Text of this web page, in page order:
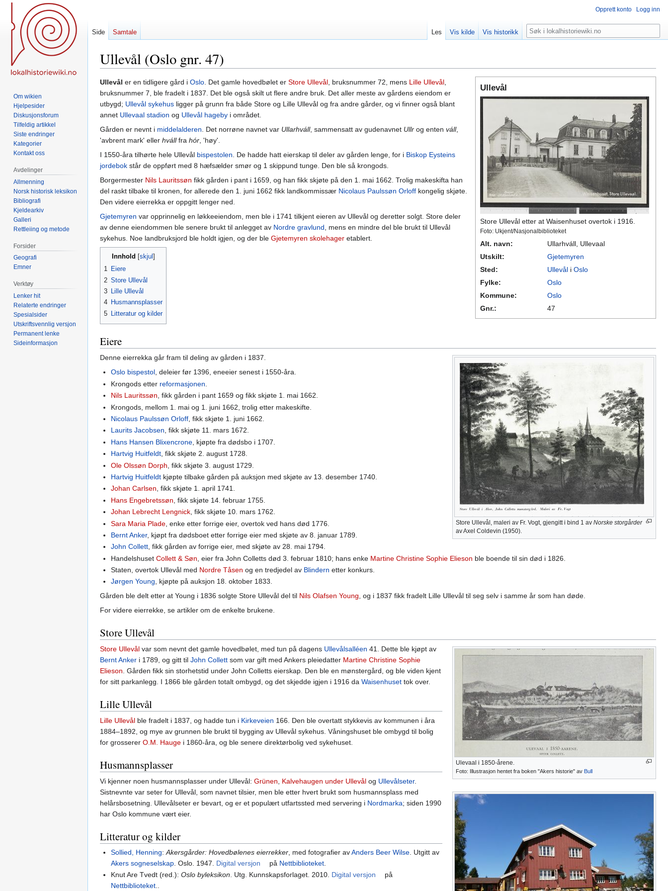
Ullevål (Oslo gnr. 47)
Hopp
til
navigering
Hopp
til
søk
Ullevål
Store Ullevål etter at Waisenhuset overtok i 1916.
Foto: Ukjent/Nasjonalbiblioteket
Alt. navn:
Ullarhváll, Ullevaal
Utskilt:
Gjetemyren
Sted:
Ullevål i Oslo
Fylke:
Oslo
Kommune:
Oslo
Gnr.:
47
Ullevål er en tidligere gård i Oslo. Det gamle hovedbølet er Store Ullevål, bruksnummer 72, mens Lille Ullevål,
bruksnummer 7, ble fradelt i 1837. Det ble også skilt ut flere andre bruk. Det aller meste av gårdens eiendom er
utbygd; Ullevål sykehus ligger på grunn fra både Store og Lille Ullevål og fra andre gårder, og vi finner også blant
annet Ullevaal stadion og Ullevål hageby i området.
Gården er nevnt i middelalderen. Det norrøne navnet var Ullarhváll, sammensatt av gudenavnet Ullr og enten váll,
'avbrent mark' eller hvállfra hór, 'høy'.
I 1550-åra tilhørte hele Ullevål bispestolen. De hadde hatt eierskap til deler av gården lenge, for i Biskop Eysteins
jordebok står de oppført med 8 hæfsælder smør og 1 skippund tunge. Den ble så krongods.
Borgermester Nils Lauritssøn fikk gården i pant i 1659, og han fikk skjøte på den 1. mai 1662. Trolig makeskifta han
del raskt tilbake til kronen, for allerede den 1. juni 1662 fikk landkommissær Nicolaus Paulssøn Orloff kongelig skjøte.
Den videre eierrekka er oppgitt lenger ned.
Gjetemyren var opprinnelig en løkkeeiendom, men ble i 1741 tilkjent eieren av Ullevål og deretter solgt. Store deler
av denne eiendommen ble senere brukt til anlegget av Nordre gravlund, mens en mindre del ble brukt til Ullevål
sykehus. Noe landbruksjord ble holdt igjen, og der ble Gjetemyren skolehager etablert.
Innhold
1 Eiere
2 Store Ullevål
3 Lille Ullevål
4 Husmannsplasser
5
Litteratur og kilder
Eiere
Store Ullevål, maleri av Fr. Vogt, gjengitt i bind 1 av Norske storgårder
av Axel Coldevin (1950).
Denne eierrekka går fram til deling av gården i 1837.
Oslo bispestol, deleier før 1396, eneeier senest i 1550-åra.
Krongods etter reformasjonen
Nils Lauritssøn, fikk gården i pant 1659 og fikk skjøte 1. mai 1662.
Krongods, mellom 1. mai og 1. juni 1662, trolig etter makeskifte.
Nicolaus Paulssøn Orloff , fikk skjøte 1. juni 1662.
Laurits Jacobsen, fikk skjøte 11. mars 1672.
Hans Hansen Blixencrone , kjøpte fra dødsbo i 1707.
Hartvig Huitfeldt , fikk skjøte 2. august 1728.
Ole Olssøn Dorph , fikk skjøte 3. august 1729.
Hartvig Huitfeldt kjøpte tilbake gården på auksjon med skjøte av 13. desember 1740.
Johan Carlsen, fikk skjøte 1. april 1741.
Hans Engebretssøn , fikk skjøte 14. februar 1755.
Johan Lebrecht Lengnick , fikk skjøte 10. mars 1762.
Sara Maria Plade , enke etter forrige eier, overtok ved hans død 1776.
Bernt Anker, kjøpt fra dødsboet etter forrige eier med skjøte av 8. januar 1789.
John Collett, fikk gården av forrige eier, med skjøte av 28. mai 1794.
HandelshusetCollett & Søn , eier fra John Colletts død 3. februar 1810; hans enke Martine Christine Sophie Elieson ble boende til sin død i 1826.
Staten, overtok Ullevål med Nordre Tåsen og en tredjedel av Blindern etter konkurs.
Jørgen Young, kjøpte på auksjon 18. oktober 1833.
Gården ble delt etter at Young i 1836 solgte Store Ullevål del til Nils Olafsen Young, og i 1837 fikk fradelt Lille Ullevål til seg selv i samme år som han døde.
For videre eierrekke, se artikler om de enkelte brukene.
Store Ullevål
Ulevaal i 1850-årene.
Foto: Illustrasjon hentet fra boken "Akers historie" av Bull
Store Ullevål var som nevnt det gamle hovedbølet, med tun på dagens Ullevålsalléen 41. Dette ble kjøpt av
Bernt Anker i 1789, og gitt til John Collett som var gift med Ankers pleiedatter Martine Christine Sophie
Elieson. Gården fikk sin storhetstid under John Colletts eierskap. Den ble en mønstergård, og ble viden kjent
for sitt parkanlegg. I 1866 ble gården totalt ombygd, og det skjedde igjen i 1916 da Waisenhuset tok over.
Lille Ullevål
Lille Ullevål ble fradelt i 1837, og hadde tun i Kirkeveien 166. Den ble overtatt stykkevis av kommunen i åra
1884–1892, og mye av grunnen ble brukt til bygging av Ullevål sykehus. Våningshuset ble ombygd til bolig
for grosserer O.M. Hauge i 1860-åra, og ble senere direktørbolig ved sykehuset.
Husmannsplasser
Vi kjenner noen husmannsplasser under Ullevål: Grünen, Kalvehaugen under Ullevål og Ullevålseter.
Sistnevnte var seter for Ullevål, som navnet tilsier, men ble etter hvert brukt som husmannsplass med
helårsbosetning. Ullevålseter er bevart, og er et populært utfartssted med servering i Nordmarka; siden 1990
har Oslo kommune vært eier.
Litteratur og kilder
Sollied, Henning:Akersgårder: Hovedbølenes eierrekker , med fotografier avAnders Beer Wilse . Utgitt av
Akers sogneselskap . Oslo. 1947. Digital versjon på Nettbiblioteket
Knut Are Tvedt (red.):Oslo byleksikon . Utg. Kunnskapsforlaget. 2010. Digital versjon
på
Nettbiblioteket
Opprett konto Logg inn
Side Samtale Les Vis kilde Vis historikk Søk
Om wikien
Hjelpesider
Diskusjonsforum
Tilfeldig artikkel
Siste endringer
Kategorier
Kontakt oss
Avdelinger
Allmenning
Norsk historisk leksikon
Bibliografi
Kjeldearkiv
Galleri
Rettleiing og metode
Forsider
Geografi
Emner
Verktøy
Lenker hit
Relaterte endringer
Spesialsider
Utskriftsvennlig versjon
Permanent lenke
Sideinformasjon